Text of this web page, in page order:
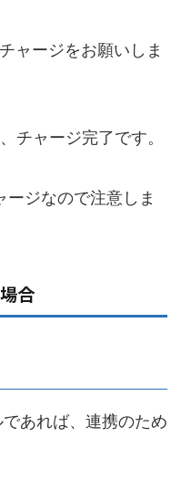
ャージをお願いしま
チャージ完了です。
ジなので注意しま
合
あれば、連携のため